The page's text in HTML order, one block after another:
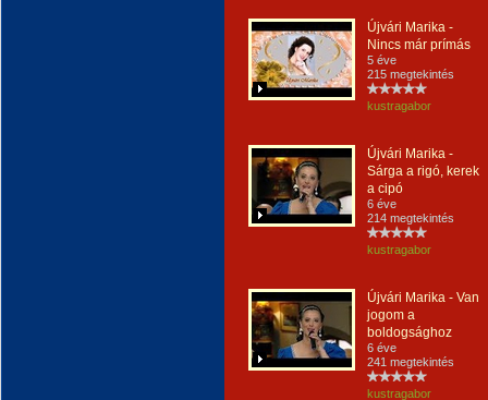
Újvári Marika -
Nincs már prímás
5 éve
215 megtekintés
kustragabor
Újvári Marika -
Sárga a rigó, kerek
a cipó
6 éve
214 megtekintés
kustragabor
Újvári Marika - Van
jogom a
boldogsághoz
6 éve
241 megtekintés
kustragabor